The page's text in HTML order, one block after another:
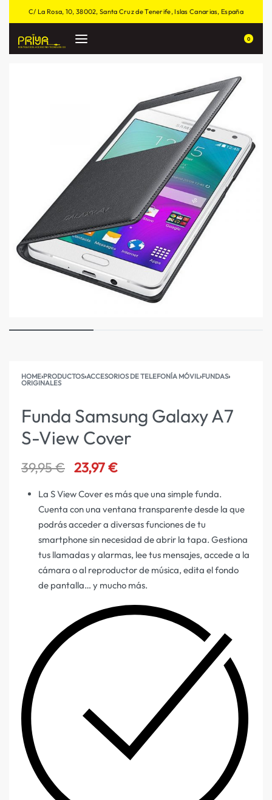
C/ La Rosa, 10, 38002, Santa Cruz de Tenerife, Islas Canarias, España
0
HOME›PRODUCTOS›ACCESORIOS DE TELEFONÍA MÓVIL›FUNDAS›
ORIGINALES
Funda Samsung Galaxy A7
S-View Cover
39,95€ 23,97€
La S View Cover es más que una simple funda.
Cuenta con una ventana transparente desde la que
podrás acceder a diversas funciones de tu
smartphone sin necesidad de abrir la tapa. Gestiona
tus llamadas y alarmas, lee tus mensajes, accede a la
cámara o al reproductor de música, edita el fondo
de pantalla… y mucho más.